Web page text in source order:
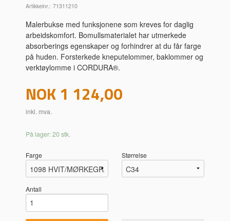
Artikkelnr.: 71311210
Malerbukse med funksjonene som kreves for daglig
arbeidskomfort. Bomullsmaterialet har utmerkede
absorberings egenskaper og forhindrer at du får farge
på huden. Forsterkede kneputelommer, baklommer og
verktøylomme i CORDURA®.
Pris
NOK1 124,00
inkl. mva.
På lager: 20 stk.
Farge Størrelse
Antall